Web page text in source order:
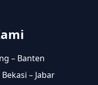
– Banten
– Jabar